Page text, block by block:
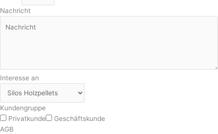
Nachricht
Interesse an
Kundengruppe
Privatkunde
Geschäftskunde
AGB